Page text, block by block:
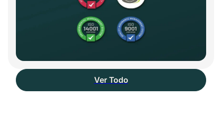
Ver Todo